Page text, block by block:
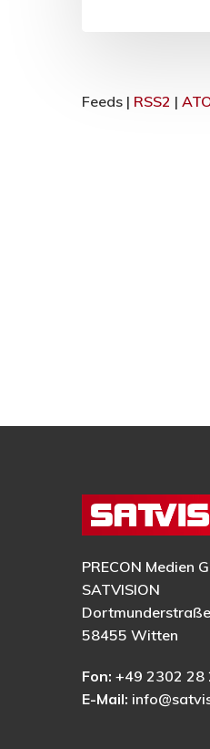
Feeds | RSS2 |
PRECON Medien
SATVISION
58455 Witten
Fon: +49 2302 28
E-Mail: